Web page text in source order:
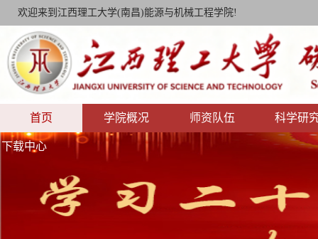
欢迎来到江西理工大学(南昌)能源与机械工程学院!
首页 学院概况 师资队伍 科学研
下载中心